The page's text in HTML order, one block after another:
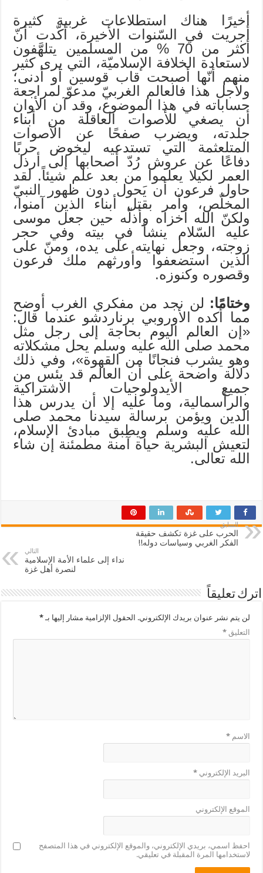
أخيرًا هناك استطلاعات غربية كثيرة
أجريت في السّنوات الأخيرة، أكّدت أنّ
أكثر من 70 % من المسلمين يتلهَّفون
لاستعادة الخلافة الإسلاميّة، التي يرى كثير
منهم أنّها أصبحت قاب قوسين أو أدنى؛
ولأجل هذا فالعالم الغربيّ مدعوّ لمراجعة
حساباته في هذا الموضوع، وقد آن الأوان
أن يصغي للأصوات العاقلة من أبناء
جلدته، ويضرب صفحًا عن الأصوات
المتلعثمة التي تستدعيه ليخوض حربًا
دفاعًا عن عروش رُدّ أصحابها إلى أرذل
العمر لكيلا يعلموا من بعد علم شيئاً. لقد
حاول فرعون أن يَحول دون ظهور النبيّ
المخلّص، وأمر بقتل أبناء الذين آمنوا،
ولكنّ الله أخزاه وأذلّه حين جعل موسى
عليه السّلام ينشأ في بيته وفي حجر
زوجته، وجعل نهايته على يده، ومنّ على
الذين استضعفوا وأورثهم ملك فرعون
وقصوره وكنوزه.
وختامًا: لن نجد من مفكري الغرب أوضح
مما أكده الأوروبي برناردشو عندما قال:
«إن العالم اليوم بحاجة إلى رجل مثل
محمد صلى الله عليه وسلم يحل مشكلاته
وهو يشرب فنجانًا من القهوة»، وفي ذلك
دلالة واضحة على أن العالم قد يئس من
جميع الأيدولوجيات الاشتراكية
والرأسمالية، وما عليه إلا أن يدرس هذا
الدين ويؤمن برسالة سيدنا محمد صلى
الله عليه وسلم ويطبق مبادئ الإسلام،
لتعيش البشرية حياة آمنة مطمئنة إن شاء
الله تعالى.
السابق
الحرب على غزة تكشف حقيقة
الفكر الغربي وسياسات دوله!!
التالي
نداء إلى علماء الأمة الإسلامية
لنصرة أهل غزة
اترك تعليقاً
لن يتم نشر عنوان بريدك الإلكتروني. الحقول الإلزامية مشار إليها بـ*
التعليق*
الاسم*
البريد الإلكتروني*
الموقع الإلكتروني
احفظ اسمي، بريدي الإلكتروني، والموقع الإلكتروني في هذا المتصفح
لاستخدامها المرة المقبلة في تعليقي.